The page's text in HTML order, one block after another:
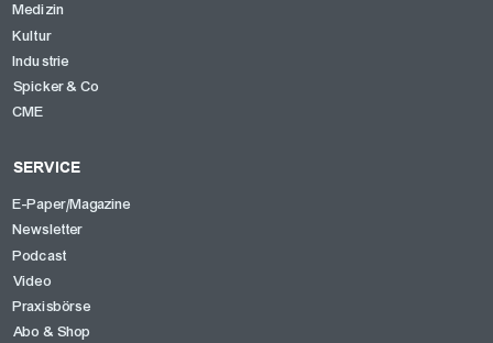
Medizin
Kultur
Industrie
Spicker & Co
CME
SERVICE
E-Paper/Magazine
Newsletter
Podcast
Video
Praxisbörse
Abo & Shop